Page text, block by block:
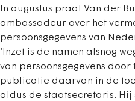
In augustus praat Van der
ambassadeur over het
persoonsgegevens van
‘Inzet is de namen alsnog
van persoonsgegevens
publicatie daarvan in de
aldus de staatsecretaris.